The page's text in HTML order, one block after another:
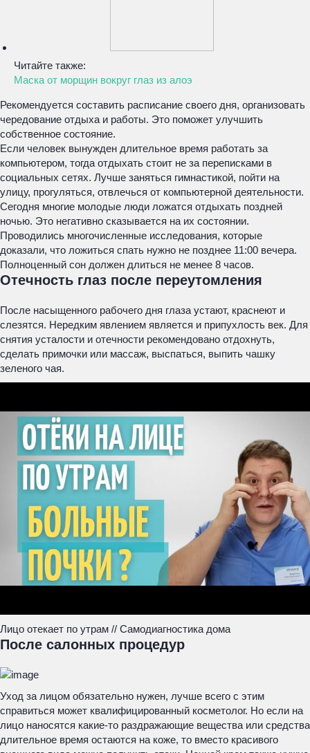
Читайте также:
Маска от морщин вокруг глаз из алоэ
Рекомендуется составить расписание своего дня, организовать
чередование отдыха и работы. Это поможет улучшить
собственное состояние.
Если человек вынужден длительное время работать за
компьютером, тогда отдыхать стоит не за переписками в
социальных сетях. Лучше заняться гимнастикой, пойти на
улицу, прогуляться, отвлечься от компьютерной деятельности.
Сегодня многие молодые люди ложатся отдыхать поздней
ночью. Это негативно сказывается на их состоянии.
Проводились многочисленные исследования, которые
доказали, что ложиться спать нужно не позднее 11:00 вечера.
Полноценный сон должен длиться не менее 8 часов.
Отечность глаз после переутомления
После насыщенного рабочего дня глаза устают, краснеют и
слезятся. Нередким явлением является и припухлость век. Для
снятия усталости и отечности рекомендовано отдохнуть,
сделать примочки или массаж, выспаться, выпить чашку
зеленого чая.
Лицо отекает по утрам // Самодиагностика дома
После салонных процедур
Уход за лицом обязательно нужен, лучше всего с этим
справиться может квалифицированный косметолог. Но если на
лицо наносятся какие-то раздражающие вещества или средства
длительное время остаются на коже, то вместо красивого